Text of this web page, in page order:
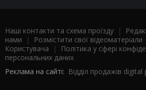
Наші контакти та схема проїзду |
нами | Розмістити свої відеоматеріали
Користувача |
Політика у сфері
персональних даних
Реклама на сайті: Відділ продажів